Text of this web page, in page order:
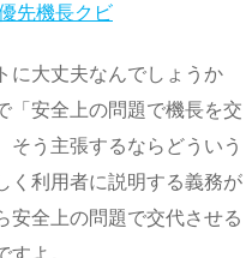
先機長クビ
に大丈夫なんでしょうか
「安全上の問題で機長を交
そう主張するならどういう
く利用者に説明する義務が
安全上の問題で交代させる
すよ。